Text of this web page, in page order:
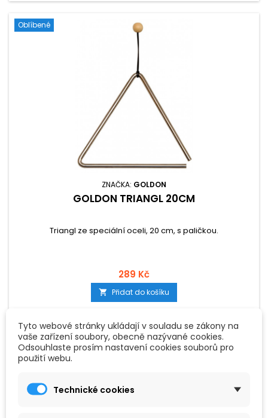
Oblíbené
ZNAČKA: GOLDON
GOLDON TRIANGL 20CM
Triangl ze speciální oceli, 20 cm, s paličkou.
289 Kč
 Přidat do košíku
Oblíbené
Tyto webové stránky ukládají v souladu se zákony na
vaše zařízení soubory, obecně nazývané cookies.
Odsouhlaste prosím nastavení cookies souborů pro
použití webu.
Technické cookies